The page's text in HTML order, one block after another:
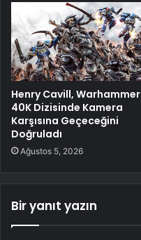
Henry Cavill, Warhammer
40K Dizisinde Kamera
Karşısına Geçeceğini
Doğruladı
Ağustos 5, 2026
Bir yanıt yazın